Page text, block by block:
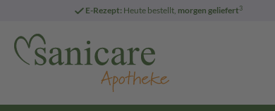
E-Rezept: Heute bestellt, morgen geliefert3